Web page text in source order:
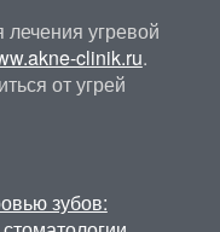
лечения угревой
clinik.ru.
от угрей
зубов: